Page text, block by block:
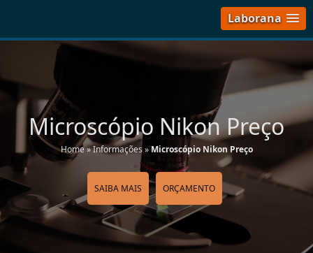
Laborana
Microscópio Nikon Preço
Home»Informações » Microscópio Nikon Preço
SAIBA MAIS ORÇAMENTO